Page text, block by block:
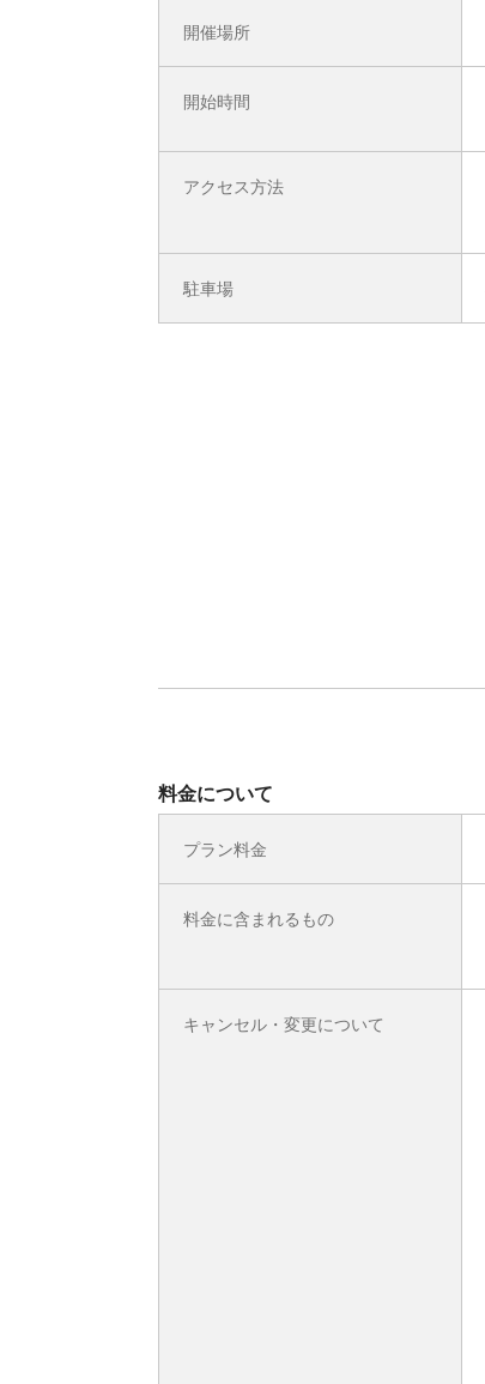
開催場所
開始時間
アクセス方法
駐車場
料金について
プラン料金
料金に含まれるもの
キャンセル・変更について